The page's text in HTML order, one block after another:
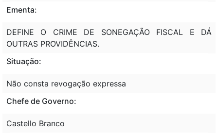
Ementa:
DEFINE O CRIME DE SONEGAÇÃO FISCAL E DÁ
OUTRAS PROVIDÊNCIAS.
Situação:
Não consta revogação expressa
Chefe de Governo:
Castello Branco